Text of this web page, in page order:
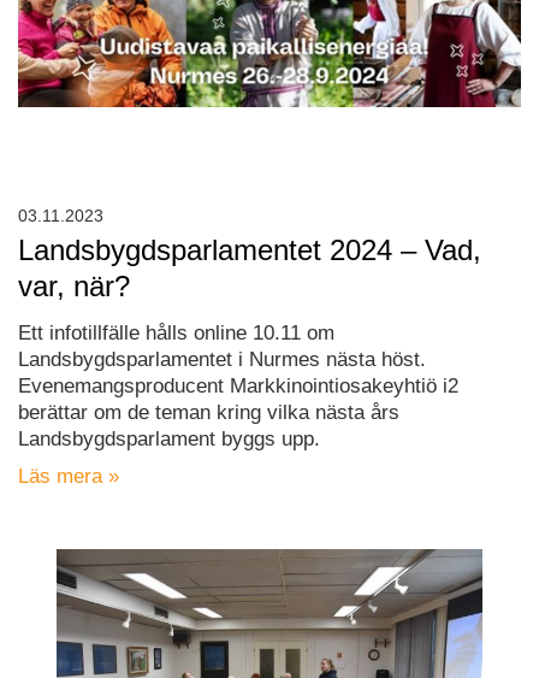
Landsbygdsparlamentet 2024 – Vad,
var, när?
Ett infotillfälle hålls online 10.11 om
Landsbygdsparlamentet i Nurmes nästa höst.
Evenemangsproducent Markkinointiosakeyhtiö i2
berättar om de teman kring vilka nästa års
Landsbygdsparlament byggs upp.
Läs mera »
03.11.2023